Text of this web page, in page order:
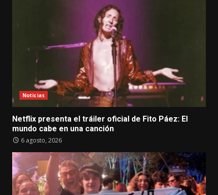
Noticias
Netflix presenta el tráiler oficial de Fito Páez: El
mundo cabe en una canción
6 agosto, 2026